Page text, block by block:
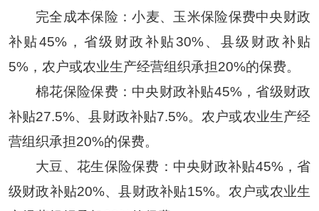
完全成本保险：小麦、玉米保险保费中央财政
补贴45%，省级财政补贴30%、县级财政补贴
5%，农户或农业生产经营组织承担20%的保费。
棉花保险保费：中央财政补贴45%，省级财政
补贴27.5%、县财政补贴7.5%。农户或农业生产经
营组织承担20%的保费。
大豆、花生保险保费：中央财政补贴45%，省
级财政补贴20%、县财政补贴15%。农户或农业生